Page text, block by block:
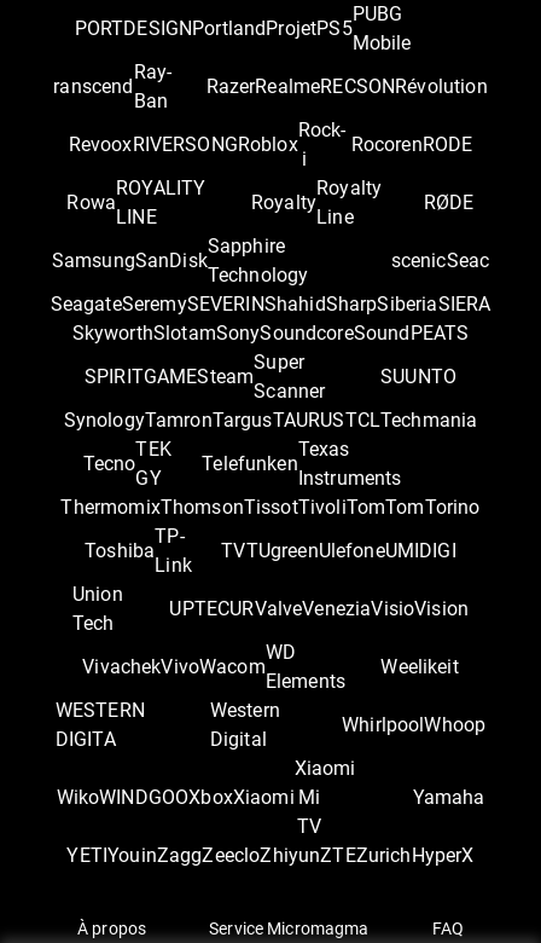
PORTDESIGNPortlandProjetPS5
PUBG
Mobile
ranscend
Ray-
Ban
RazerRealmeRECSONRévolution
RevooxRIVERSONGRoblox
Rock-
i
RocorenRODE
Rowa
ROYALITY
LINE
Royalty
Royalty
Line
RØDE
SamsungSanDisk
Sapphire
Technology
scenicSeac
SeagateSeremySEVERINShahidSharpSiberiaSIERA
SkyworthSlotamSonySoundcoreSoundPEATS
SPIRITGAMESteam
Super
Scanner
SUUNTO
SynologyTamronTargusTAURUSTCLTechmania
Tecno
TEK
GY
Telefunken
Texas
Instruments
ThermomixThomsonTissotTivoliTomTomTorino
Toshiba
TP-
Link
TVTUgreenUlefoneUMIDIGI
Union
Tech
UPTECURValveVeneziaVisioVision
VivachekVivoWacom
WD
Elements
Weelikeit
WESTERN
DIGITA
Western
Digital
WhirlpoolWhoop
WikoWINDGOOXboxXiaomi
Xiaomi
Mi
TV
Yamaha
YETIYouinZaggZeecloZhiyunZTEZurich‎HyperX
À propos Service Micromagma FAQ